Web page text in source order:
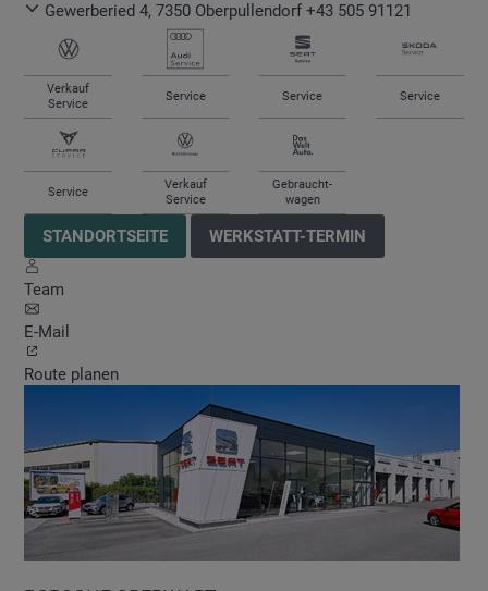
Gewerberied 4,7350 Oberpullendorf +43 505 91121
Verkauf
Service
Service Service Service
Service
Verkauf
Service
Gebraucht-
wagen
STANDORTSEITE WERKSTATT-TERMIN
Team
E-Mail
Route planen